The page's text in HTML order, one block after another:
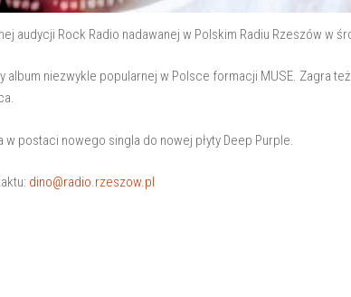
audycji Rock Radio nadawanej w Polskim Radiu Rzeszów w
album niezwykle popularnej w Polsce formacji MUSE. Zagra
postaci nowego singla do nowej płyty Deep Purple.
dino@radio.rzeszow.pl